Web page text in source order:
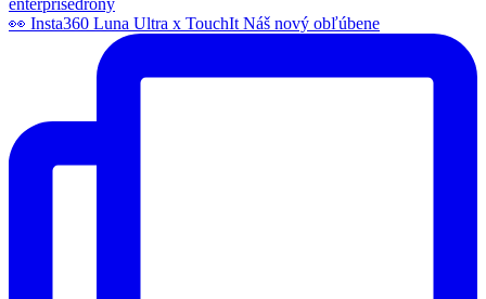
👀 Insta360 Luna Ultra x TouchIt Náš nový obľúbene